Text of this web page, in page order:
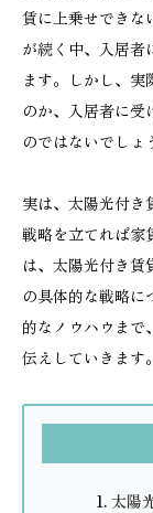
賃に上乗せできな
が続く中、入居者
ます。しかし、
のか、入居者に受
のではないでしょ
実は、太陽光付き
戦略を立てれば家
は、太陽光付き賃
の具体的な戦略
的なノウハウまで
伝えしていきます。
太陽